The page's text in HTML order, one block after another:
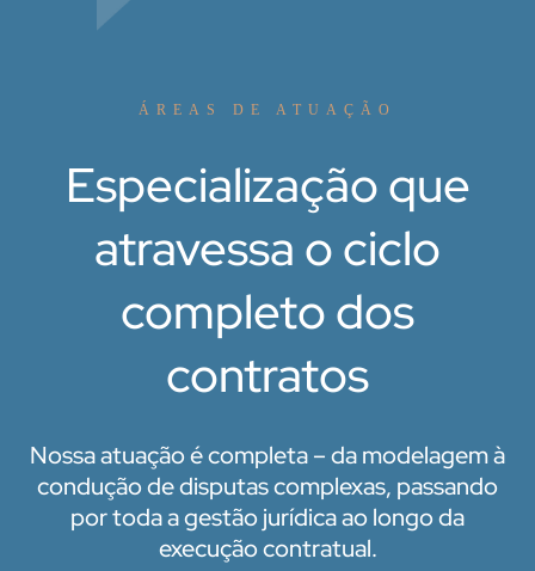
ÁREAS DE ATUAÇÃO
Especialização que
atravessa o ciclo
completo dos
contratos
Nossa atuação é completa – da modelagem à
condução de disputas complexas, passando
por toda a gestão jurídica ao longo da
execução contratual.